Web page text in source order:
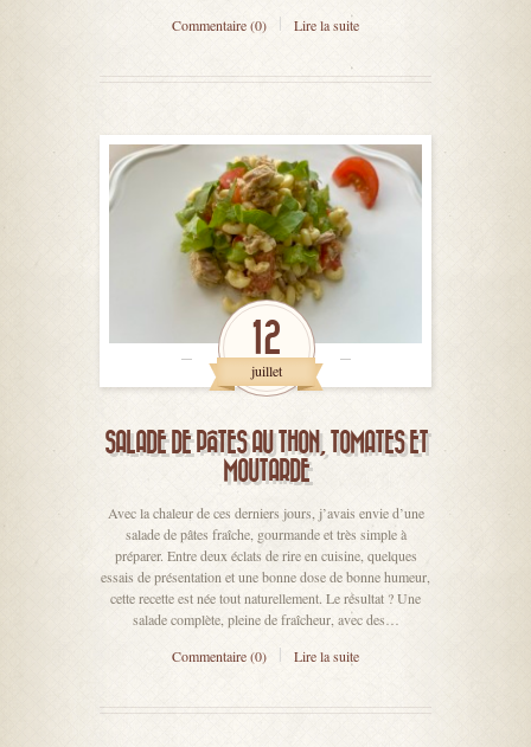
Commentaire (0)
Lire la suite
12
juillet
SALADE DE PÂTES AU THON, TOMATES ET
MOUTARDE
Avec la chaleur de ces derniers jours, j’avais envie d’une
salade de pâtes fraîche, gourmande et très simple à
préparer. Entre deux éclats de rire en cuisine, quelques
essais de présentation et une bonne dose de bonne humeur,
cette recette est née tout naturellement. Le résultat ? Une
salade complète, pleine de fraîcheur, avec des…
Commentaire (0)
Lire la suite